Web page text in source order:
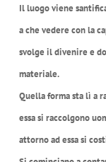
Il luogo viene
a che vedere con la
svolge il divenire e
materiale.
Quella forma sta lì a
essa si raccolgono
attorno ad essa si